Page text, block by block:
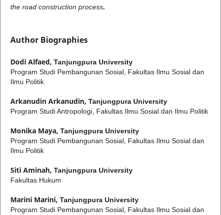
the road construction process.
Author Biographies
Dodi Alfaed, Tanjungpura University
Program Studi Pembangunan Sosial, Fakultas Ilmu Sosial dan
Ilmu Politik
Arkanudin Arkanudin, Tanjungpura University
Program Studi Antropologi, Fakultas Ilmu Sosial dan Ilmu Politik
Monika Maya, Tanjungpura University
Program Studi Pembangunan Sosial, Fakultas Ilmu Sosial dan
Ilmu Politik
Siti Aminah, Tanjungpura University
Fakultas Hukum
Marini Marini, Tanjungpura University
Program Studi Pembangunan Sosial, Fakultas Ilmu Sosial dan